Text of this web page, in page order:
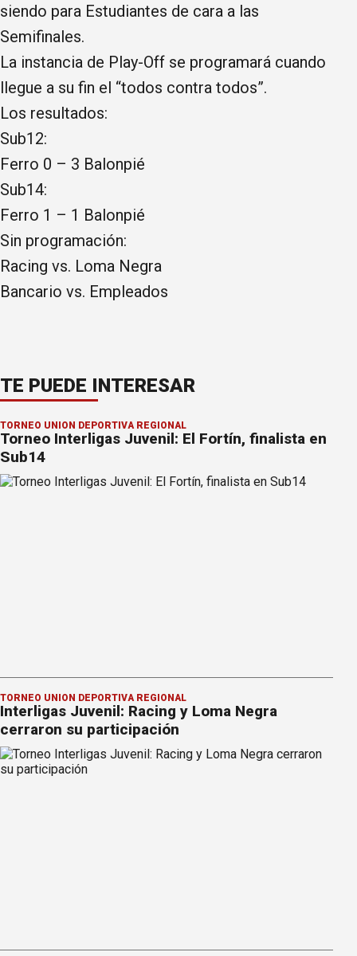
siendo para Estudiantes de cara a las
Semifinales.
La instancia de Play-Off se programará cuando
llegue a su fin el “todos contra todos”.
Los resultados:
Sub12:
Ferro 0 – 3 Balonpié
Sub14:
Ferro 1 – 1 Balonpié
Sin programación:
Racing vs. Loma Negra
Bancario vs. Empleados
TE PUEDE INTERESAR
TORNEO UNIÓN DEPORTIVA REGIONAL
Torneo Interligas Juvenil: El Fortín, finalista en
Sub14
TORNEO UNIÓN DEPORTIVA REGIONAL
Interligas Juvenil: Racing y Loma Negra
cerraron su participación